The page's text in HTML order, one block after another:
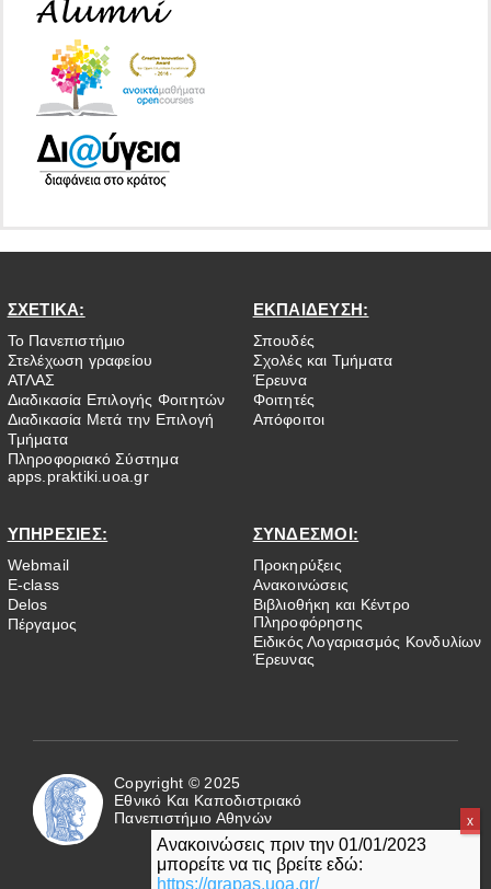
ΣΧΕΤΙΚΑ:
Το Πανεπιστήμιο
Στελέχωση γραφείου
ΑΤΛΑΣ
Διαδικασία Επιλογής Φοιτητών
Διαδικασία Μετά την Επιλογή
Τμήματα
Πληροφοριακό Σύστημα
apps.praktiki.uoa.gr
ΕΚΠΑΙΔΕΥΣΗ:
Σπουδές
Σχολές και Τμήματα
Έρευνα
Φοιτητές
Απόφοιτοι
ΥΠΗΡΕΣΙΕΣ:
Webmail
E-class
Delos
Πέργαμος
ΣΥΝΔΕΣΜΟΙ:
Προκηρύξεις
Ανακοινώσεις
Βιβλιοθήκη και Κέντρο
Πληροφόρησης
Ειδικός Λογαριασμός Κονδυλίων
Έρευνας
Copyright © 2025
Εθνικό Και Καποδιστριακό
Πανεπιστήμιο Αθηνών
Ανακοινώσεις πριν την 01/01/2023
μπορείτε να τις βρείτε εδώ:
https://grapas.uoa.gr/